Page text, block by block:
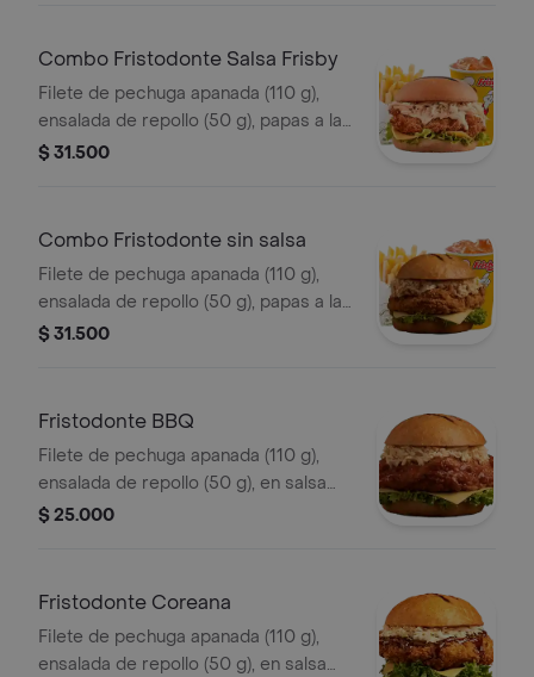
Combo Fristodonte Salsa Frisby
Filete de pechuga apanada (110 g),
ensalada de repollo (50 g), papas a la
francesa mediana (60 g) y gaseosa
$ 31.500
Combo Fristodonte sin salsa
Filete de pechuga apanada (110 g),
ensalada de repollo (50 g), papas a la
francesa mediana (60 g) y gaseosa
$ 31.500
Fristodonte BBQ
Filete de pechuga apanada (110 g),
ensalada de repollo (50 g), en salsa
BBQ.
$ 25.000
Fristodonte Coreana
Filete de pechuga apanada (110 g),
ensalada de repollo (50 g), en salsa